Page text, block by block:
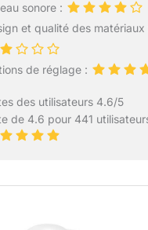
sonore :
et qualité des matériaux
de réglage :
des utilisateurs 4.6/5
de 4.6 pour 441